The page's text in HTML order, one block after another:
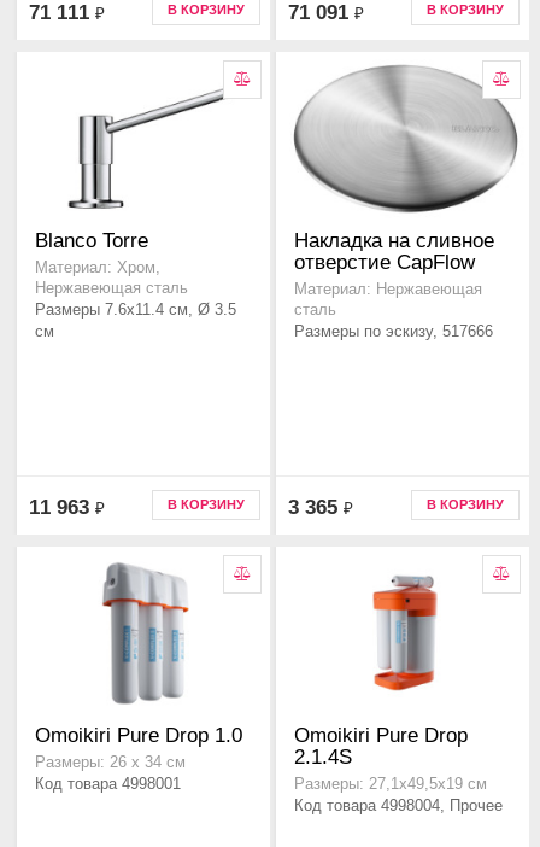
71 111 ₽ В КОРЗИНУ 71 091 ₽ В КОРЗИНУ
Blanco Torre
Материал: Хром,
Нержавеющая сталь
Размеры 7.6x11.4 см, Ø 3.5
см
11 963 ₽ В КОРЗИНУ
Накладка на сливное
отверстие CapFlow
Материал: Нержавеющая
сталь
Размеры по эскизу, 517666
3 365 ₽ В КОРЗИНУ
Omoikiri Pure Drop 1.0
Размеры: 26 х 34 см
Код товара 4998001
Omoikiri Pure Drop
2.1.4S
Размеры: 27,1х49,5х19 см
Код товара 4998004, Прочее